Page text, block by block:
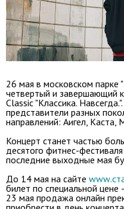
26 мая в московском парке
четвертый и завершающий
Classic "Классика. Навсегда.".
представители разных
направлений: Аигел, Каста,
Концерт станет частью
десятого фитнес-
последние выходные мая
До 14 мая на сайте www
билет по специальной
23 мая продажа онлайн